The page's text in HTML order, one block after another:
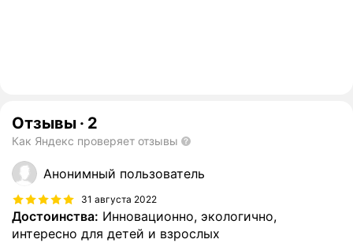
Отзывы · 2
Как Яндекс проверяет отзывы
Анонимный пользователь
31 августа 2022
Достоинства: Инновационно, экологично,
интересно для детей и взрослых